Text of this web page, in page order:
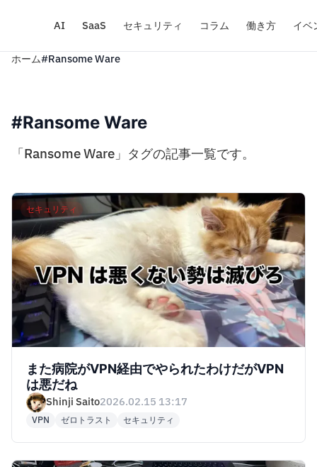
AI SaaS セキュリティ コラム 働き方 イベ
ホーム#Ransome Ware
#Ransome Ware
「Ransome Ware」タグの記事一覧です。
セキュリティ
また病院がVPN経由でやられたわけだがVPN
は悪だね
Shinji Saito2026.02.15 13:17
VPN ゼロトラスト セキュリティ